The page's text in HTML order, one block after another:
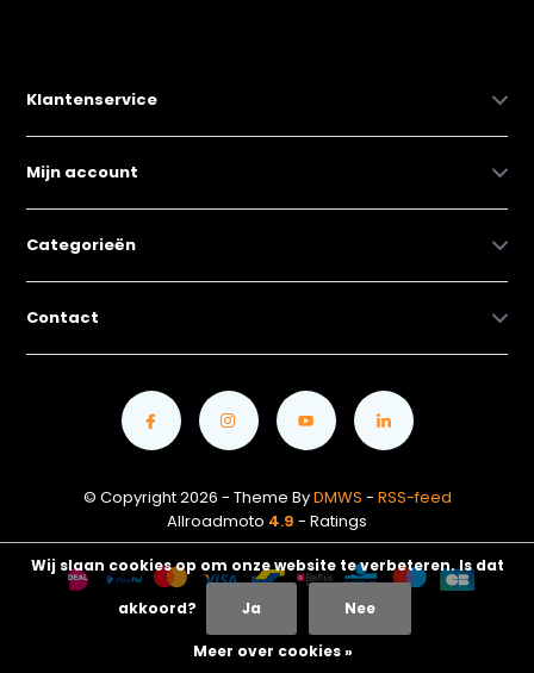
Klantenservice
Mijn account
Categorieën
Contact
© Copyright 2026 - Theme ByDMWS - RSS-feed
Allroadmoto 4.9 - Ratings
Wij slaan cookies op om onze website te verbeteren. Is dat
akkoord? Ja Nee
Meer over cookies »